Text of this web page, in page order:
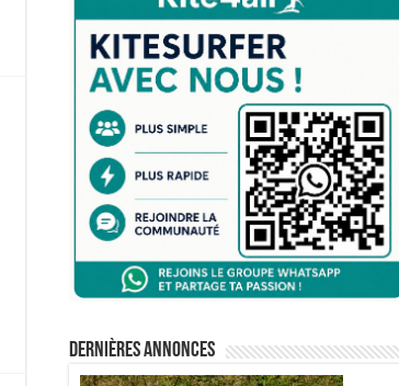
Dernières annonces